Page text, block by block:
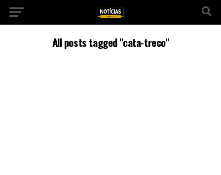
All posts tagged "cata-treco"